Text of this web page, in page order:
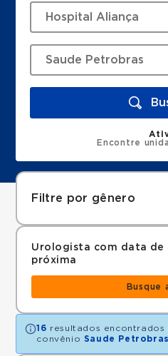
Encontre
Filtre por gênero
Urologista com data de
próxima
Busque
16 resultados encontrados
convênio Saude Petrobras